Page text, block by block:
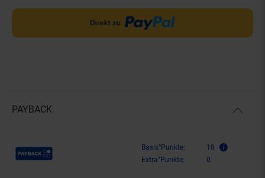
PAYBACK
Payback Punkte Basis°Punkte:
18
Extra°Punkte:
0